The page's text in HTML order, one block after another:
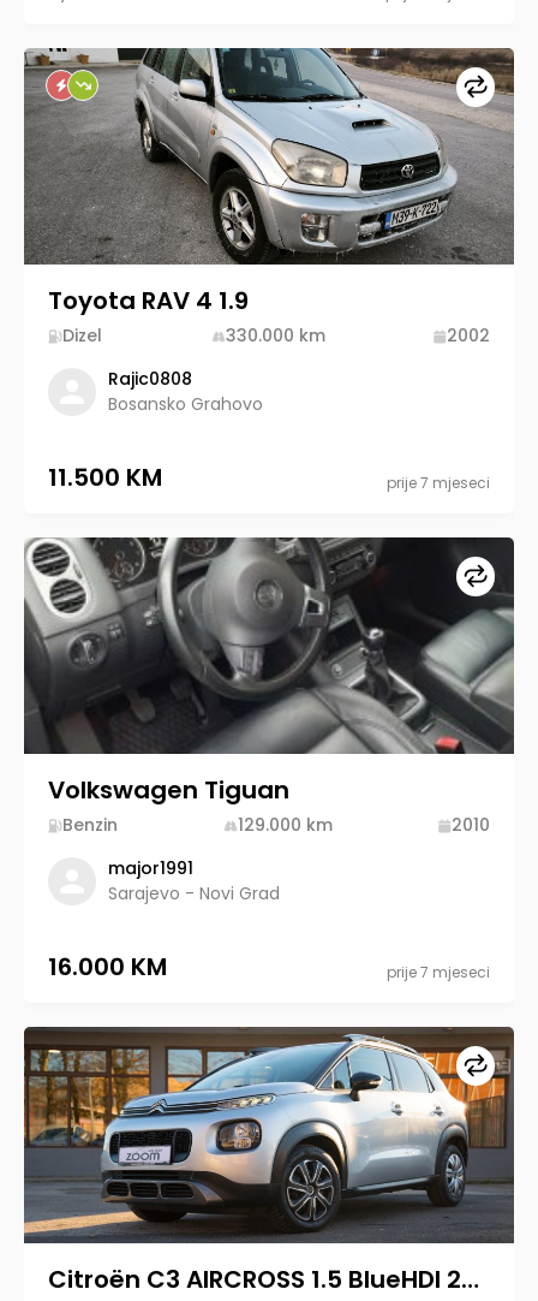
Toyota RAV 4 1.9
Dizel 330.000 km
2002
Rajic0808
Bosansko Grahovo
11.500 KM prije 7 mjeseci
Volkswagen Tiguan
Benzin 129.000 km
2010
major1991
Sarajevo - Novi Grad
16.000 KM prije 7 mjeseci
Citroën C3 AIRCROSS 1.5 BlueHDI 2019 Diesel